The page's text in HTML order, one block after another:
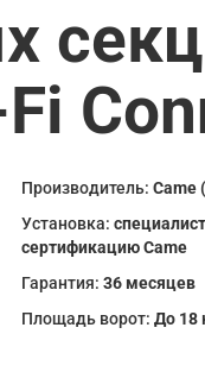
Производитель:Came
Установка:
сертификацию Came
Гарантия:36 месяцев
Площадь ворот:До 18